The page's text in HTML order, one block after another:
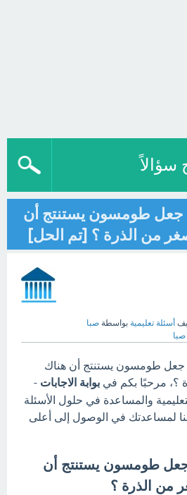
سؤالاً
جعل طومسون يستنتج أن
من الذرة ؟ [تم الحل]
أسئلة تعليمية بواسطة صبا
صبا
جعل طومسون يستنتج أن هناك
؟، مرحبًا بكم في بوابة الاجابات -
والمساعدة في حلول الأسئلة
لمساعدتك في الوصول إلى أعلى
جعل طومسون يستنتج أن
من الذرة ؟